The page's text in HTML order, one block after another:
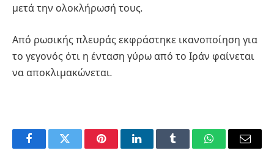
μετά την ολοκλήρωσή τους.
Από ρωσικής πλευράς εκφράστηκε ικανοποίηση για
το γεγονός ότι η ένταση γύρω από το Ιράν φαίνεται
να αποκλιμακώνεται.
FacebookTwitter PinterestLinkedInTumblr WhatsAppEmail